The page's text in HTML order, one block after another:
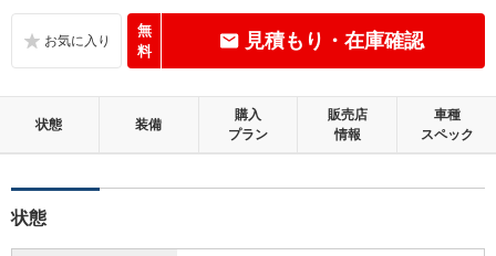
無
料
見積もり・在庫確認
状態 装備
購入
プラン
販売店
情報
車種
スペック
状態